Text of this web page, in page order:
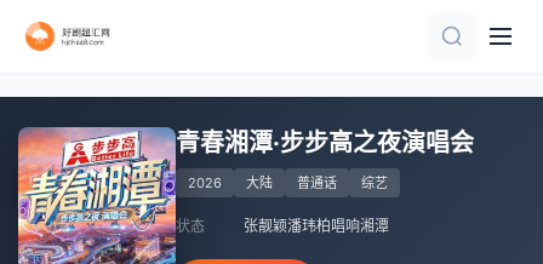
青春湘潭·步步高之夜演唱会
2026 大陆 普通话 综艺
状态 张靓颖潘玮柏唱响湘潭
第2期
更新20260808第1期加更
第1期
第1期
更新至第7期
更新至20260709期
全4集
第10期完结
更新至第1期
共10期 更新到9期